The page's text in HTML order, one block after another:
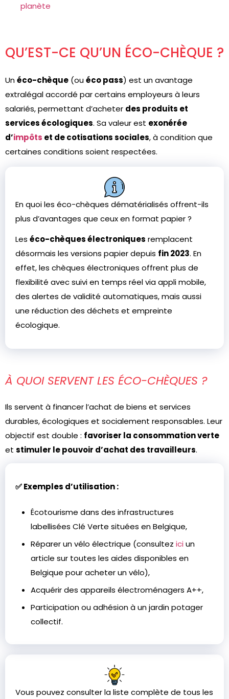
planète
QU’EST-CE QU’UN ÉCO-CHÈQUE ?
Unéco-chèque (ouéco pass) est un avantage
extralégal accordé par certains employeurs à leurs
salariés, permettant d’acheter des produits et
services écologiques. Sa valeur est exonérée
d’impôts et de cotisations sociales, à condition que
certaines conditions soient respectées.
En quoi les éco-chèques dématérialisés offrent-ils
plus d’avantages que ceux en format papier ?
Les éco-chèques électroniques remplacent
désormais les versions papier depuis fin 2023. En
effet, les chèques électroniques offrent plus de
flexibilité avec suivi en temps réel via appli mobile,
des alertes de validité automatiques, mais aussi
une réduction des déchets et empreinte
écologique.
À QUOI SERVENT LES ÉCO-CHÈQUES ?
Ils servent à financer l’achat de biens et services
durables, écologiques et socialement responsables. Leur
objectif est double : favoriser la consommation verte
et stimuler le pouvoir d’achat des travailleurs.
✅ Exemples d’utilisation :
Écotourisme dans des infrastructures
labellisées Clé Verte situées en Belgique,
Réparer un vélo électrique (consultez ici un
article sur toutes les aides disponibles en
Belgique pour acheter un vélo),
Acquérir des appareils électroménagers A++,
Participation ou adhésion à un jardin potager
collectif.
Vous pouvez consulter la liste complète de tous les